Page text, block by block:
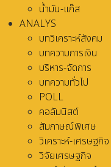
น้ำมัน-แก๊ส
ANALYS
บทวิเคราะห์สังคม
บทความการเงิน
บริหาร-จัดการ
บทความทั่วไป
POLL
คอลัมนิสต์
สัมภาษณ์พิเศษ
วิเคราะห์-เศรษฐกิจ
วิจัยเศรษฐกิจ